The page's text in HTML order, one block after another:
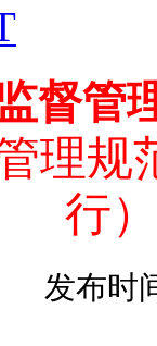
督管
理规
行
发布时